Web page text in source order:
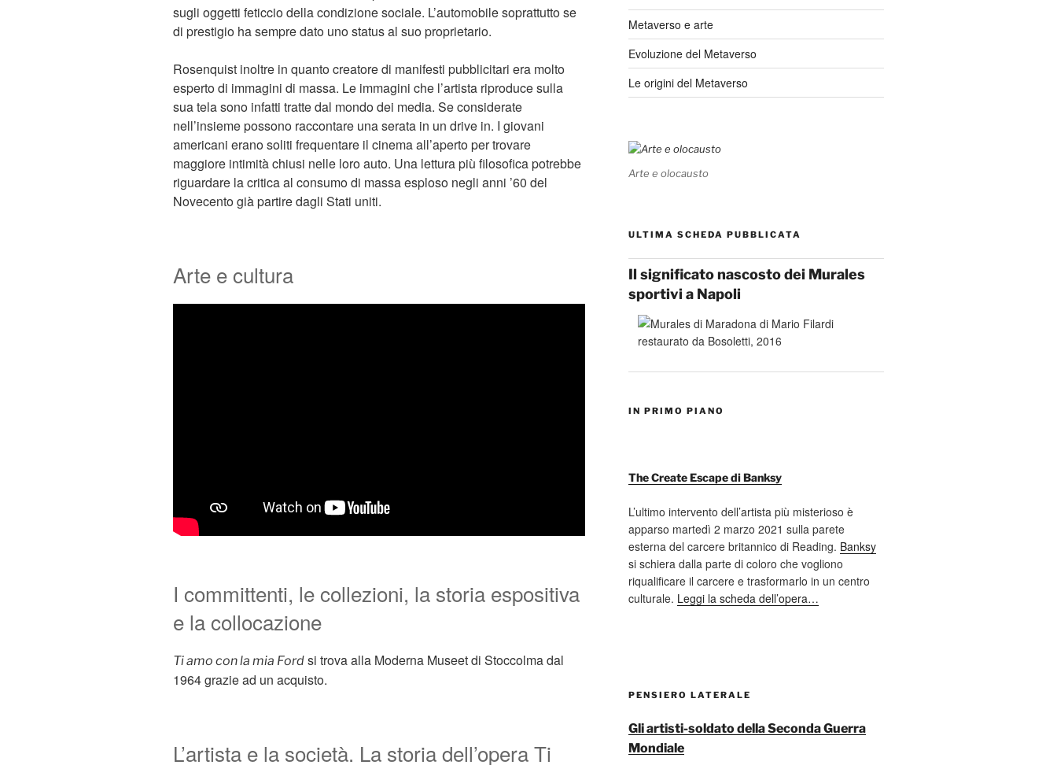
sugli oggetti feticcio della condizione sociale. L’automobile soprattutto se
di prestigio ha sempre dato uno status al suo proprietario.
Rosenquist inoltre in quanto creatore di manifesti pubblicitari era molto
esperto di immagini di massa. Le immagini che l’artista riproduce sulla
sua tela sono infatti tratte dal mondo dei media. Se considerate
nell’insieme possono raccontare una serata in un drive in. I giovani
americani erano soliti frequentare il cinema all’aperto per trovare
maggiore intimità chiusi nelle loro auto. Una lettura più filosofica potrebbe
riguardare la critica al consumo di massa esploso negli anni ’60 del
Novecento già partire dagli Stati uniti.
Arte e cultura
I committenti, le collezioni, la storia espositiva
e la collocazione
Ti amo con la mia Ford si trova alla Moderna Museet di Stoccolma dal
1964 grazie ad un acquisto.
L’artista e la società. La storia dell’opera Ti
Metaverso e arte
Evoluzione del Metaverso
Le origini del Metaverso
Arte e olocausto
ULTIMA SCHEDA PUBBLICATA
Il significato nascosto dei Murales
sportivi a Napoli
IN PRIMO PIANO
The Create Escape di Banksy
L’ultimo intervento dell’artista più misterioso è
apparso martedì 2 marzo 2021 sulla parete
esterna del carcere britannico di Reading. Banksy
si schiera dalla parte di coloro che vogliono
riqualificare il carcere e trasformarlo in un centro
culturale. Leggi la scheda dell’opera…
PENSIERO LATERALE
Gli artisti-soldato della Seconda Guerra
Mondiale